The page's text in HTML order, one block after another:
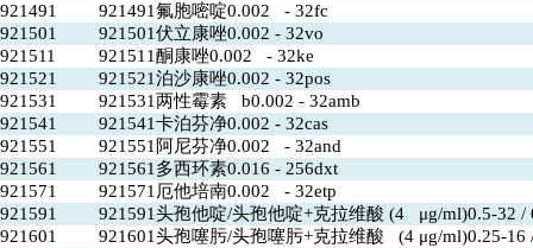
921491
921491氟胞嘧啶0.002 - 32fc
921501
921501伏立康唑0.002 - 32vo
921511
921511酮康唑0.002 - 32ke
921521
921521泊沙康唑0.002 - 32pos
921531
921531两性霉素 b0.002 - 32amb
921541
921541卡泊芬净0.002 - 32cas
921551
921551阿尼芬净0.002 - 32and
921561
921561多西环素0.016 - 256dxt
921571
921571厄他培南0.002 - 32etp
921591
921591头孢他啶/头孢他啶+克拉维酸 (4 μg/ml)0.5-32 /
921601
921601头孢噻肟/头孢噻肟+克拉维酸 (4 μg/ml)0.25-16